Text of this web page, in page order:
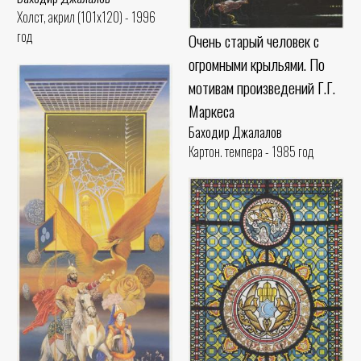
Холст, акрил (101x120) - 1996
год
Очень старый человек с
огромными крыльями. По
мотивам произведений Г.Г.
Маркеса
Баходир Джалалов
Картон. темпера - 1985 год